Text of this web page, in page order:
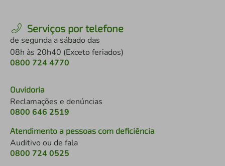
Serviços por telefone
de segunda a sábado das
08h às 20h40 (Exceto feriados)
0800 724 4770
Ouvidoria
Reclamações e denúncias
0800 646 2519
Atendimento a pessoas com deficiência
Auditivo ou de fala
0800 724 0525